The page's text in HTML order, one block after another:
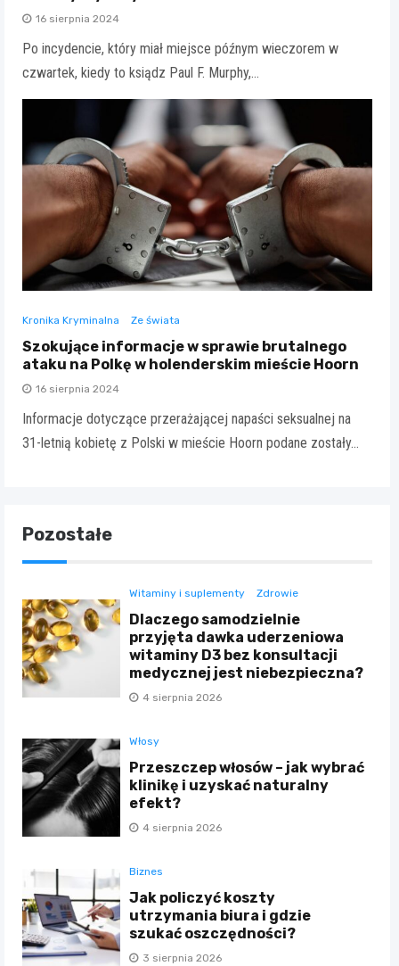
16 sierpnia 2024
Po incydencie, który miał miejsce późnym wieczorem w
czwartek, kiedy to ksiądz Paul F. Murphy,…
Kronika Kryminalna Ze świata
Szokujące informacje w sprawie brutalnego
ataku na Polkę w holenderskim mieście Hoorn
16 sierpnia 2024
Informacje dotyczące przerażającej napaści seksualnej na
31-letnią kobietę z Polski w mieście Hoorn podane zostały…
Pozostałe
Witaminy i suplementy Zdrowie
Dlaczego samodzielnie
przyjęta dawka uderzeniowa
witaminy D3 bez konsultacji
medycznej jest niebezpieczna?
4 sierpnia 2026
Włosy
Przeszczep włosów – jak wybrać
klinikę i uzyskać naturalny
efekt?
4 sierpnia 2026
Biznes
Jak policzyć koszty
utrzymania biura i gdzie
szukać oszczędności?
3 sierpnia 2026